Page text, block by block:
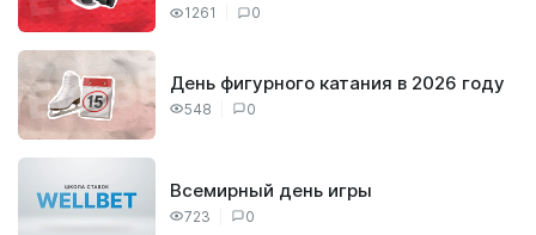
1261 0
548 0
День фигурного катания в 2026 году
723 0
Всемирный день игры